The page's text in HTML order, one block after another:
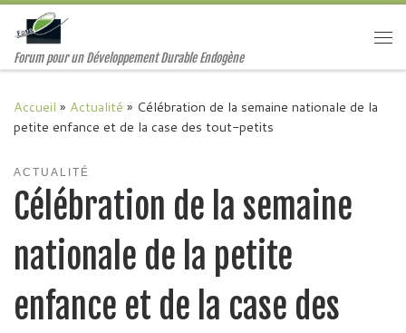
Passer au contenu
Forum pour un Développement Durable Endogène
Accueil » Actualité » Célébration de la semaine nationale de la
petite enfance et de la case des tout-petits
ACTUALITÉ
Célébration de la semaine
nationale de la petite
enfance et de la case des